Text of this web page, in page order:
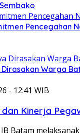
Pencegahan
Warga
- 12:41 WIB
Kinerja
Batam